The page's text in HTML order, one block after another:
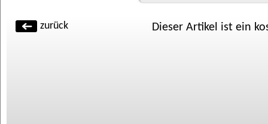
zurück Dieser Artikel ist ein